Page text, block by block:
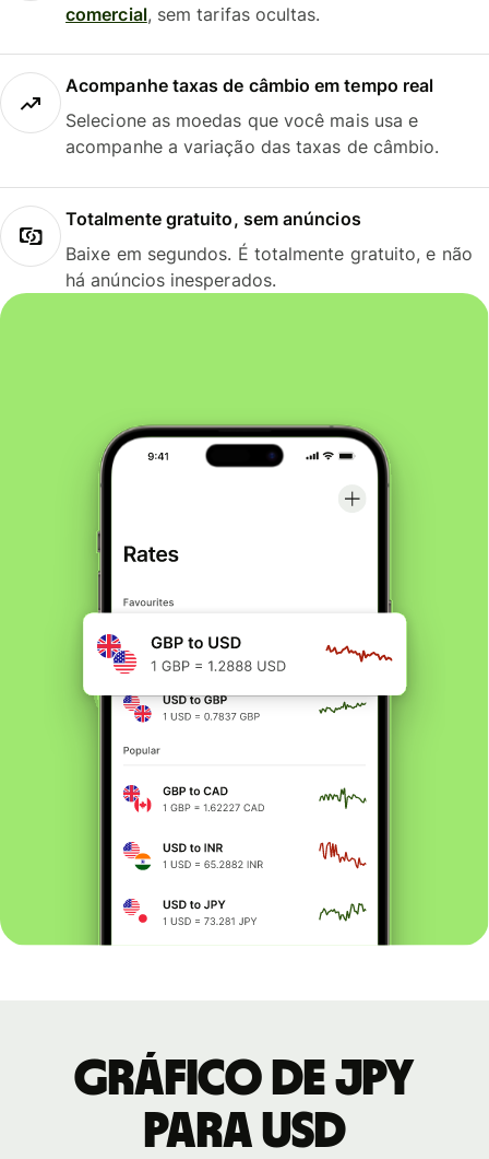
comercial, sem tarifas ocultas.
Acompanhe taxas de câmbio em tempo real
Selecione as moedas que você mais usa e
acompanhe a variação das taxas de câmbio.
Totalmente gratuito, sem anúncios
Baixe em segundos. É totalmente gratuito, e não
há anúncios inesperados.
Gráfico de JPY
para USD